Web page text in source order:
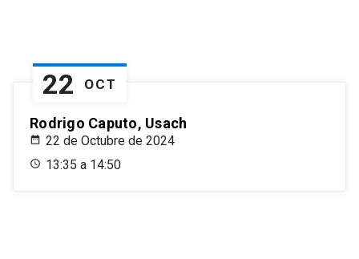
22 OCT
Rodrigo Caputo, Usach
22 de Octubre de 2024
13:35 a 14:50